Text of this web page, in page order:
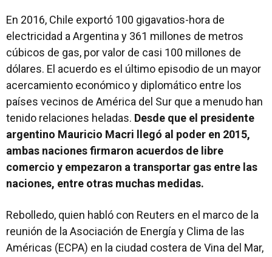
En 2016, Chile exportó 100 gigavatios-hora de
electricidad a Argentina y 361 millones de metros
cúbicos de gas, por valor de casi 100 millones de
dólares. El acuerdo es el último episodio de un mayor
acercamiento económico y diplomático entre los
países vecinos de América del Sur que a menudo han
tenido relaciones heladas. Desde que el presidente
argentino Mauricio Macri llegó al poder en 2015,
ambas naciones firmaron acuerdos de libre
comercio y empezaron a transportar gas entre las
naciones, entre otras muchas medidas.
Rebolledo, quien habló con Reuters en el marco de la
reunión de la Asociación de Energía y Clima de las
Américas (ECPA) en la ciudad costera de Vina del Mar,